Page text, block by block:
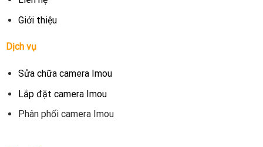
Giới thiệu
Dịch vụ
Sửa chữa camera Imou
Lắp đặt camera Imou
Phân phối camera Imou